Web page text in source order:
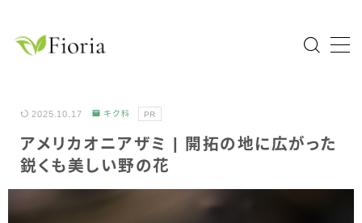
MENU
Home
園芸分類
2025.10.17 キク科 PR
アメリカオニアザミ | 開拓の地に広がった
鋭くも美しい野の花